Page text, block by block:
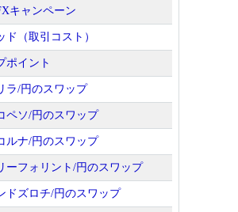
キャンペーン
ド（取引コスト）
ポイント
ラ/円のスワップ
ペソ/円のスワップ
ルナ/円のスワップ
ーフォリント/円のスワップ
ドズロチ/円のスワップ